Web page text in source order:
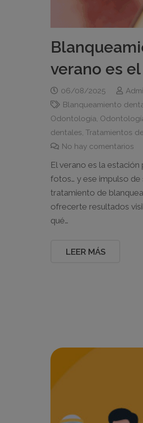
verano es
06/08/2025
Blanqueamiento
Odontología,
dentales, Tratamientos
No hay comentarios
El verano es la
fotos… y ese impulso
tratamiento de
ofrecerte resultados
qué…
LEER MÁS